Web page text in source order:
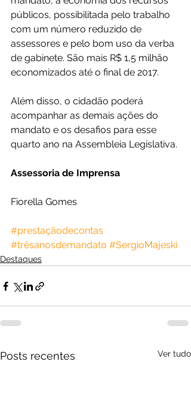
públicos, possibilitada pelo trabalho
com um número reduzido de
assessores e pelo bom uso da verba
de gabinete. São mais R$ 1,5 milhão
economizados até o final de 2017.
Além disso, o cidadão poderá
acompanhar as demais ações do
mandato e os desafios para esse
quarto ano na Assembleia Legislativa.
Assessoria de Imprensa
Fiorella Gomes
#prestaçãodecontas
#trêsanosdemandato #SergioMajeski
Destaques
Posts recentes Ver tudo